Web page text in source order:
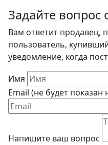
Задайте вопрос
Вам ответит продавец,
пользователь,
уведомление, когда
Имя
Email (не будет показан
Напишите ваш вопрос